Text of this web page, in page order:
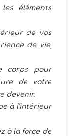
éléments
de vos
de vie,
corps pour
de votre
devenir.
à l’intérieur
à la force de